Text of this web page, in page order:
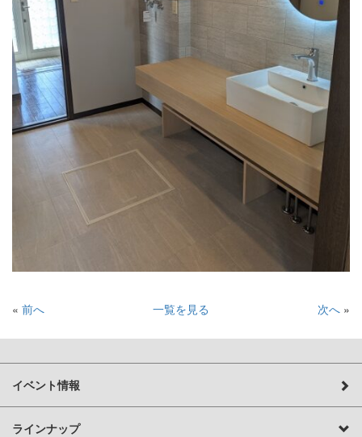
« 前へ 一覧を見る 次へ »
イベント情報
ラインナップ